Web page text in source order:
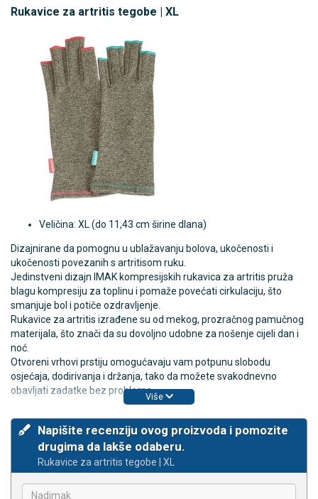
Rukavice za artritis tegobe | XL
Veličina: XL (do 11,43 cm širine dlana)
Dizajnirane da pomognu u ublažavanju bolova, ukočenosti i
ukočenosti povezanih s artritisom ruku.
Jedinstveni dizajn IMAK kompresijskih rukavica za artritis pruža
blagu kompresiju za toplinu i pomaže povećati cirkulaciju, što
smanjuje bol i potiče ozdravljenje.
Rukavice za artritis izrađene su od mekog, prozračnog pamučnog
materijala, što znači da su dovoljno udobne za nošenje cijeli dan i
noć.
Otvoreni vrhovi prstiju omogućavaju vam potpunu slobodu
osjećaja, dodirivanja i držanja, tako da možete svakodnevno
obavljati zadatke bez problema.
Više
Napišite recenziju ovog proizvoda i pomozite
drugima da lakše odaberu.
Rukavice za artritis tegobe | XL